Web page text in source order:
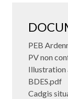
PEB
PV non
Illustration
BDES.pdf
Cadgis